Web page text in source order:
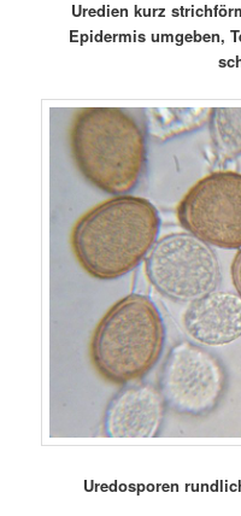
Uredien kurz
Epidermis umgeben,
Uredosporen